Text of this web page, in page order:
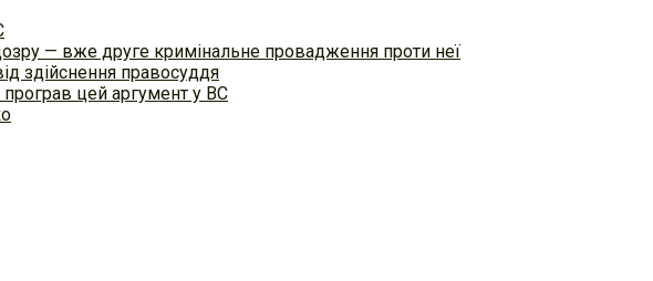
— вже друге кримінальне провадження проти неї
здійснення правосуддя
цей аргумент у ВС